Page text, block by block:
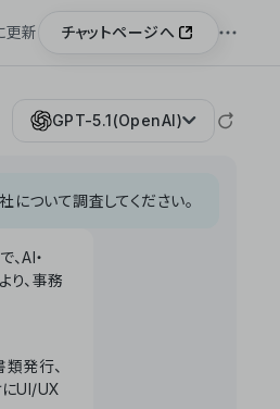
新 チャットページへ
GPT-5.1(OpenAI)
ついて調査してください。
AI・
り、事務
発行、
にUI/UX